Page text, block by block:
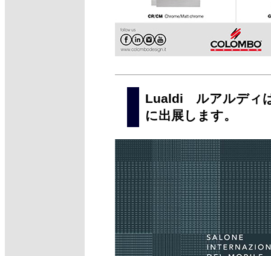
Lualdi ルアルディ
に出展します。